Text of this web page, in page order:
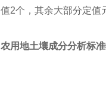
值2个，其余大部分定值
农用地土壤成分分析标